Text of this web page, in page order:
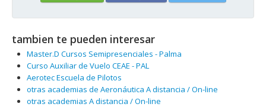
tambien te pueden interesar
Master.D Cursos Semipresenciales - Palma
Curso Auxiliar de Vuelo CEAE - PAL
Aerotec Escuela de Pilotos
otras academias de Aeronáutica A distancia / On-line
otras academias A distancia / On-line